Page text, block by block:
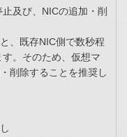
及び、NICの追加・削
、既存NIC側で数秒程
。そのため、仮想マ
削除することを推奨し